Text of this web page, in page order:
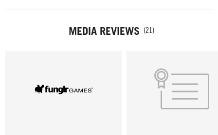
MEDIA REVIEWS (21)